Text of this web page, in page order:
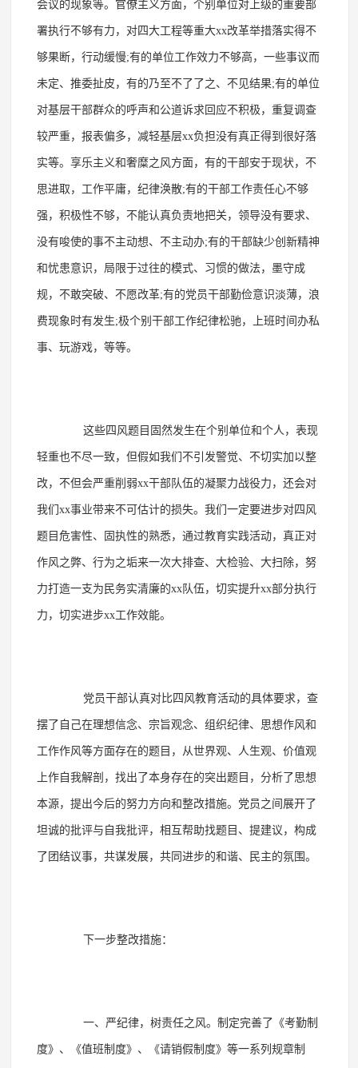
会议的现象等。官僚主义方面，个别单位对上级的重要部
署执行不够有力，对四大工程等重大xx改革举措落实得不
够果断，行动缓慢;有的单位工作效力不够高，一些事议而
未定、推委扯皮，有的乃至不了了之、不见结果;有的单位
对基层干部群众的呼声和公道诉求回应不积极，重复调查
较严重，报表偏多，减轻基层xx负担没有真正得到很好落
实等。享乐主义和奢糜之风方面，有的干部安于现状，不
思进取，工作平庸，纪律涣散;有的干部工作责任心不够
强，积极性不够，不能认真负责地把关，领导没有要求、
没有唆使的事不主动想、不主动办;有的干部缺少创新精神
和忧患意识，局限于过往的模式、习惯的做法，墨守成
规，不敢突破、不愿改革;有的党员干部勤俭意识淡薄，浪
费现象时有发生;极个别干部工作纪律松驰，上班时间办私
事、玩游戏，等等。
这些四风题目固然发生在个别单位和个人，表现
轻重也不尽一致，但假如我们不引发警觉、不切实加以整
改，不但会严重削弱xx干部队伍的凝聚力战役力，还会对
我们xx事业带来不可估计的损失。我们一定要进步对四风
题目危害性、固执性的熟悉，通过教育实践活动，真正对
作风之弊、行为之垢来一次大排查、大检验、大扫除，努
力打造一支为民务实清廉的xx队伍，切实提升xx部分执行
力，切实进步xx工作效能。
党员干部认真对比四风教育活动的具体要求，查
摆了自己在理想信念、宗旨观念、组织纪律、思想作风和
工作作风等方面存在的题目，从世界观、人生观、价值观
上作自我解剖，找出了本身存在的突出题目，分析了思想
本源，提出今后的努力方向和整改措施。党员之间展开了
坦诚的批评与自我批评，相互帮助找题目、提建议，构成
了团结议事，共谋发展，共同进步的和谐、民主的氛围。
下一步整改措施：
一、严纪律，树责任之风。制定完善了《考勤制
度》、《值班制度》、《请销假制度》等一系列规章制